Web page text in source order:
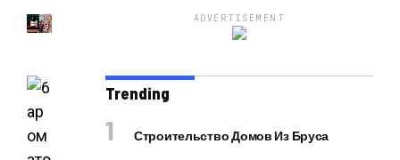
ADVERTISEMENT
Trending
Строительство Домов Из Бруса